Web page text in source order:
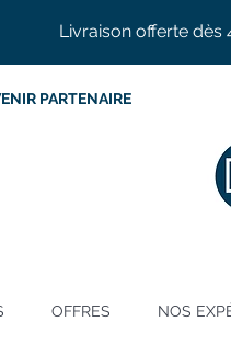
Livraison offerte dès
PARTENAIRE
OFFRES NOS